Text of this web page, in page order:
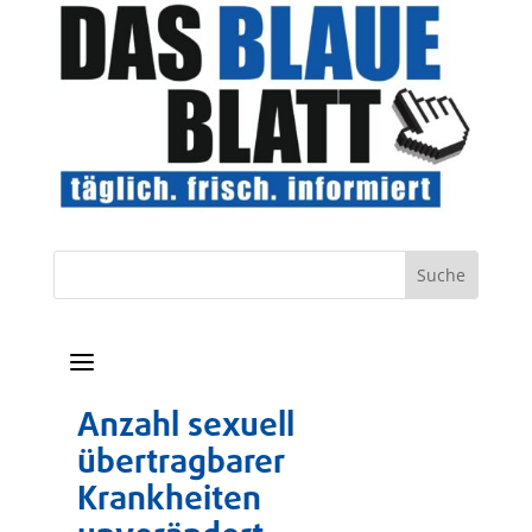
a
Anzahl sexuell
übertragbarer
Krankheiten